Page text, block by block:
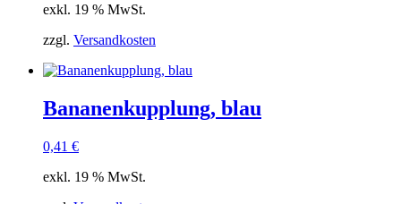
exkl. 19 % MwSt.
zzgl. Versandkosten
Bananenkupplung, blau
0,41 €
exkl. 19 % MwSt.